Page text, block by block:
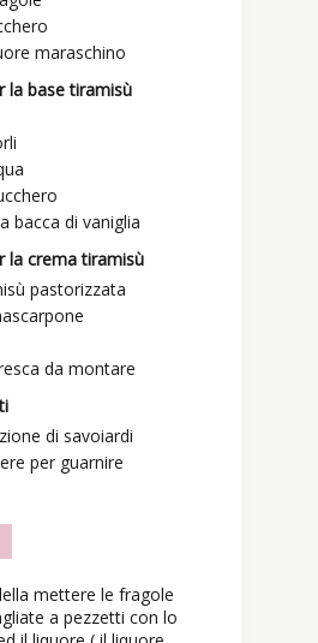
maraschino
la base tiramisù
bacca di vaniglia
la crema tiramisù
pastorizzata
da montare
di savoiardi
per guarnire
mettere le fragole
a pezzetti con lo